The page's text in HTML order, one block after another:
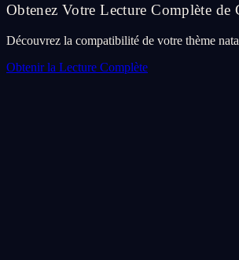
Obtenez Votre Lecture Complète de
Découvrez la compatibilité de votre thème
Obtenir la Lecture Complète